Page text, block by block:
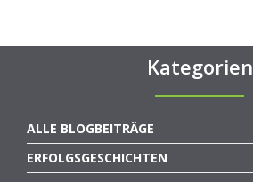
Kategorien
ALLE BLOGBEITRÄGE
ERFOLGSGESCHICHTEN